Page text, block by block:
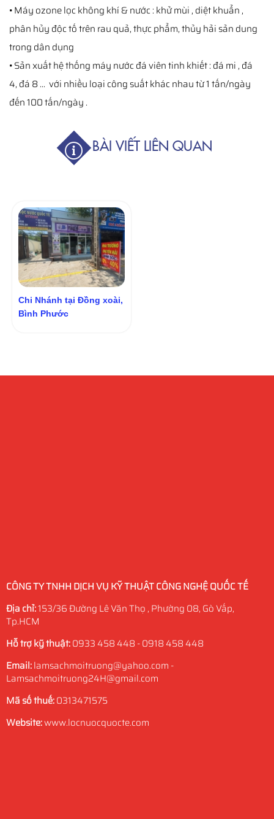
• Máy ozone lọc không khí & nước : khử mùi , diệt khuẩn ,
phân hủy độc tố trên rau quả, thực phẩm, thủy hải sản dung
trong dân dụng
• Sản xuất hệ thống máy nước đá viên tinh khiết : đá mi , đá
4, đá 8 ... với nhiều loại công suất khác nhau từ 1 tấn/ngày
đến 100 tấn/ngày .
BÀI VIẾT LIÊN QUAN
Chi Nhánh tại Đồng xoài,
Bình Phước
CÔNG TY TNHH DỊCH VỤ KỸ THUẬT CÔNG NGHỆ QUỐC TẾ
Địa chỉ:153/36 Đường Lê Văn Thọ , Phường 08, Gò Vấp,
Tp.HCM
Hỗ trợ kỹ thuật:0933 458 448 - 0918 458 448
Email:lamsachmoitruong@yahoo.com -
Lamsachmoitruong24H@gmail.com
Mã số thuế:0313471575
Website:www.locnuocquocte.com